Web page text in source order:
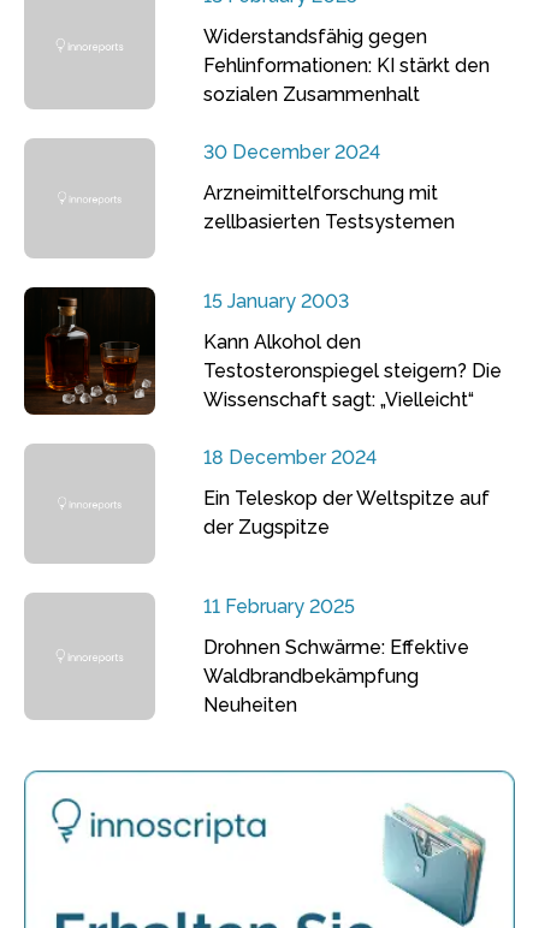
Widerstandsfähig gegen
Fehlinformationen: KI stärkt den
sozialen Zusammenhalt
30 December 2024
Arzneimittelforschung mit
zellbasierten Testsystemen
15 January 2003
Kann Alkohol den
Testosteronspiegel steigern? Die
Wissenschaft sagt: „Vielleicht“
18 December 2024
Ein Teleskop der Weltspitze auf
der Zugspitze
11 February 2025
Drohnen Schwärme: Effektive
Waldbrandbekämpfung
Neuheiten